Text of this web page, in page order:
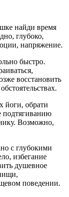
найди время
глубоко,
напряжение.
быстро.
восстановить
йоги, обрати
подтягиванию
Возможно,
с глубокими
избегание
душевное
поведении.